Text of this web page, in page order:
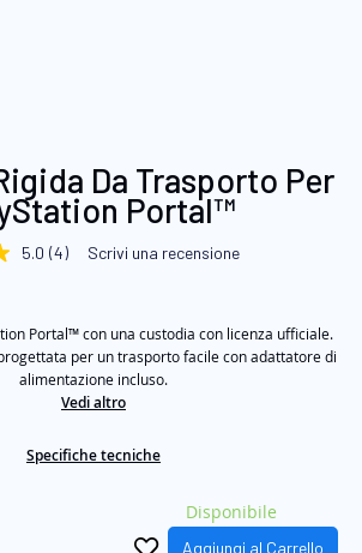
Da Trasporto Per
Portal™
5.0 (4) Scrivi una recensione
Portal™ con una custodia con licenza ufficiale.
per un trasporto facile con adattatore di
alimentazione incluso.
Vedi altro
Specifiche tecniche
Disponibile
Aggiungi al Carrello